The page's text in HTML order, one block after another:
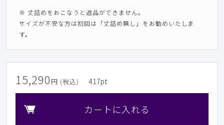
※ 丈詰めをおこなうと返品ができません。
サイズが不安な方は初回は「丈詰め無し」をお勧めいたしま
す。
15,290 円 (税込) 417pt
カートに入れる